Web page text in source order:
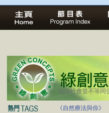
法治社會並不等同
《自然療法與你》